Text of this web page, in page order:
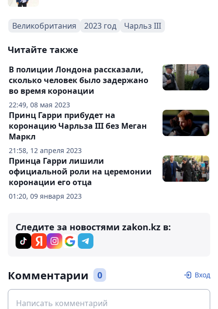
Великобритания 2023 год Чарльз III
Читайте также
22:49, 08 мая 2023
В полиции Лондона рассказали,
сколько человек было задержано
во время коронации
21:58, 12 апреля 2023
Принц Гарри прибудет на
коронацию Чарльза III без Меган
Маркл
01:20, 09 января 2023
Принца Гарри лишили
официальной роли на церемонии
коронации его отца
Следите за новостями zakon.kz в:
Комментарии 0 Вход